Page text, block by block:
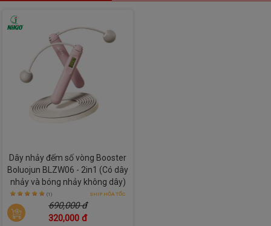
Dây nhảy đếm số vòng Booster
Boluojun BLZW06 - 2in1 (Có dây
nhảy và bóng nhảy không dây)
(1) SHIP HỎA TỐC
690,000 đ
320,000 đ